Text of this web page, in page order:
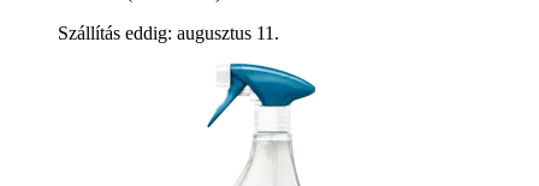
Szállítás eddig: augusztus 11.